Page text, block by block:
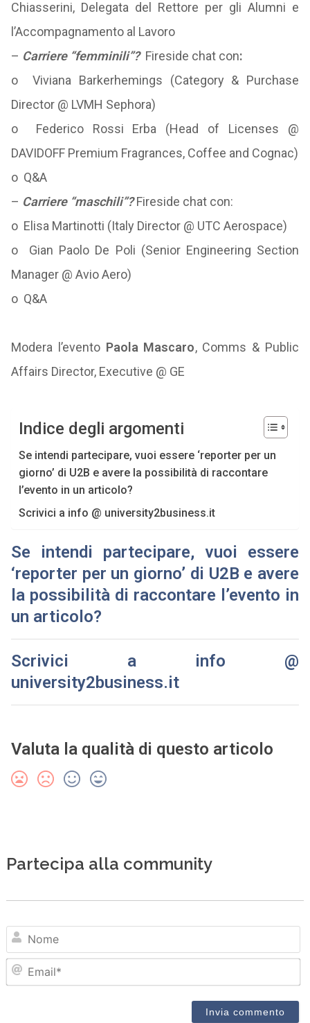
Chiasserini, Delegata del Rettore per gli Alumni e
l’Accompagnamento al Lavoro
– Carriere “femminili”? Fireside chat con:
o Viviana Barkerhemings (Category & Purchase
Director @ LVMH Sephora)
o Federico Rossi Erba (Head of Licenses @
DAVIDOFF Premium Fragrances, Coffee and Cognac)
o Q&A
– Carriere “maschili”?Fireside chat con:
o Elisa Martinotti (Italy Director @ UTC Aerospace)
o Gian Paolo De Poli (Senior Engineering Section
Manager @ Avio Aero)
o Q&A
Modera l’evento Paola Mascaro, Comms & Public
Affairs Director, Executive @ GE
Indice degli argomenti
Se intendi partecipare, vuoi essere ‘reporter per un
giorno’ di U2B e avere la possibilità di raccontare
l’evento in un articolo?
Scrivici a info @ university2business.it
Se intendi partecipare, vuoi essere
‘reporter per un giorno’ di U2B e avere
la possibilità di raccontare l’evento in
un articolo?
Scrivici a info @
university2business.it
Valuta la qualità di questo articolo
Partecipa alla community